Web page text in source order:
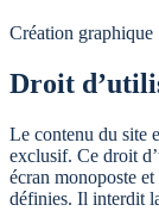
Création graphique
Droit
Le contenu du site
exclusif. Ce droit
écran monoposte
définies. Il interdit